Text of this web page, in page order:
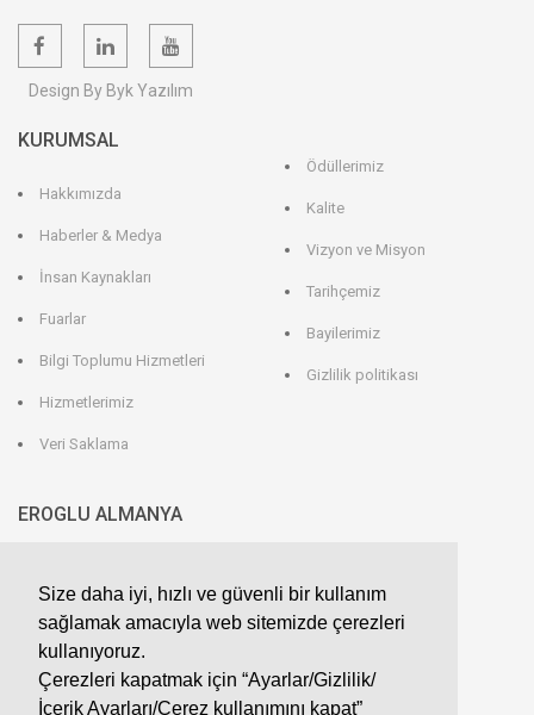
Size daha iyi, hızlı ve güvenli bir kullanım
sağlamak amacıyla web sitemizde çerezleri
kullanıyoruz.
Çerezleri kapatmak için “Ayarlar/Gizlilik/
İçerik Ayarları/Çerez kullanımını kapat”
Design By Byk Yazılım
KURUMSAL
Hakkımızda
Haberler & Medya
İnsan Kaynakları
Fuarlar
Bilgi Toplumu Hizmetleri
Hizmetlerimiz
Veri Saklama
Ödüllerimiz
Kalite
Vizyon ve Misyon
Tarihçemiz
Bayilerimiz
Gizlilik politikası
EROGLU ALMANYA
Heerweg 9 - 72116 Mössingen
GERMANY
Telefon : +49 7473 95 45 - 0
info@eroglu.de